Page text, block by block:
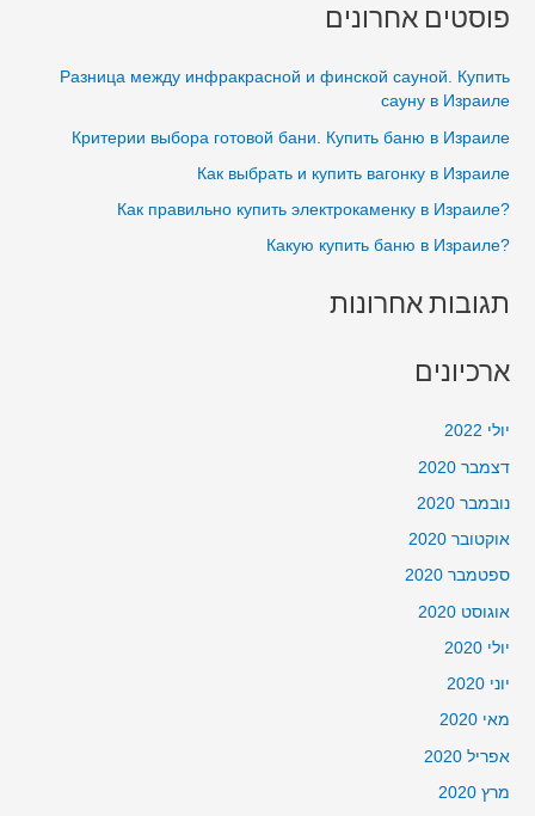
–
במטולה
בבית
r
:
פוסטים אחרונים
Разница между инфракрасной и финской сауной. Купить
сауну в Израиле
Критерии выбора готовой бани. Купить баню в Израиле
Как выбрать и купить вагонку в Израиле
?Как правильно купить электрокаменку в Израиле
?Какую купить баню в Израиле
תגובות אחרונות
ארכיונים
יולי 2022
דצמבר 2020
נובמבר 2020
אוקטובר 2020
ספטמבר 2020
אוגוסט 2020
יולי 2020
יוני 2020
מאי 2020
אפריל 2020
מרץ 2020